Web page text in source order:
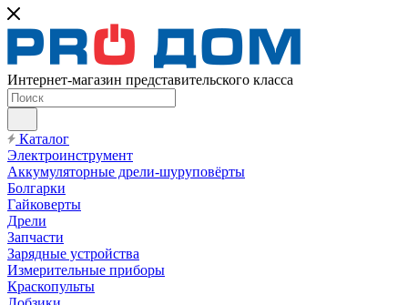
Интернет-магазин представительского класса
Каталог
Электроинструмент
Аккумуляторные дрели-шуруповёрты
Болгарки
Гайковерты
Дрели
Запчасти
Зарядные устройства
Измерительные приборы
Краскопульты